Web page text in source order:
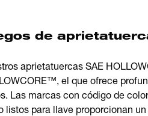
de
aprietatuercas SAE
el que ofrece
Las marcas con código de
listos para llave proporcionan